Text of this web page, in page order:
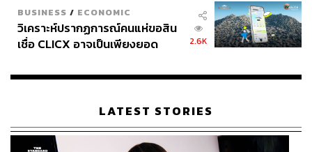
BUSINESS / ECONOMIC
วิเคราะห์ปรากฏการณ์คนแห่ขอสิน
เชื่อ CLICX อาจเป็นเพียงยอด
เรือนไทยที่ถูกซุกไว้
2.6K
LATEST STORIES